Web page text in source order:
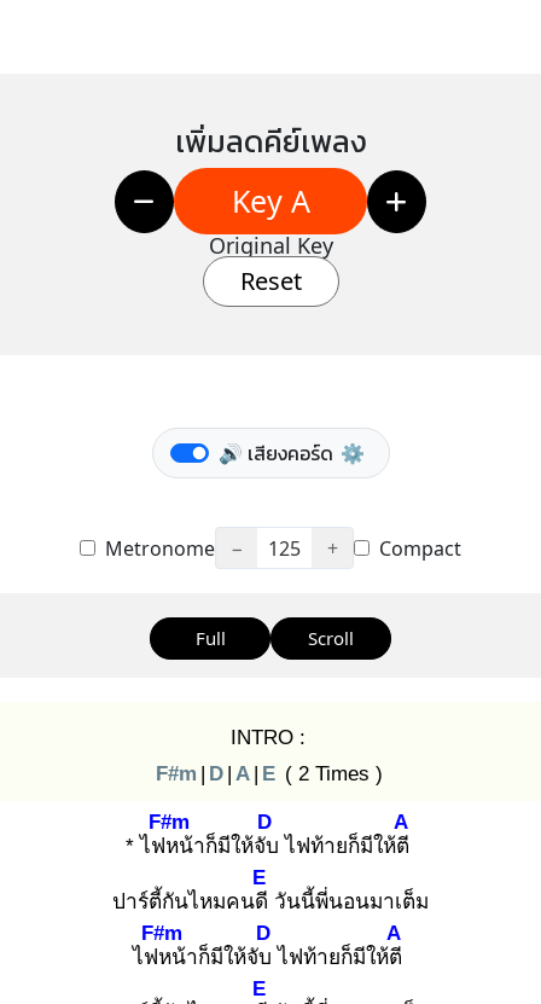
เพิ่มลดคีย์เพลง
Key A
Original Key
Reset
🔊 เสียงคอร์ด ⚙️
Metronome − 125 + Compact
Full Scroll
INTRO :
F#m | D | A | E ( 2 Times )
* ไฟห
F#m
น้าก็มีให้จับ
D
ไฟท้ายก็มีให้ตี
A
ปาร์ตี้กันไหมคนดี
E
วันนี้พี่นอนมาเต็ม
ไฟห
F#m
น้าก็มีให้จับ
D
ไฟท้ายก็มีให้ตี
A
E